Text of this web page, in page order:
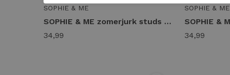
SOPHIE & ME
SOPHIE & ME zomerjurk studs Zomerjurkjes bordeaux
34,99
SOPHIE & ME
34,99